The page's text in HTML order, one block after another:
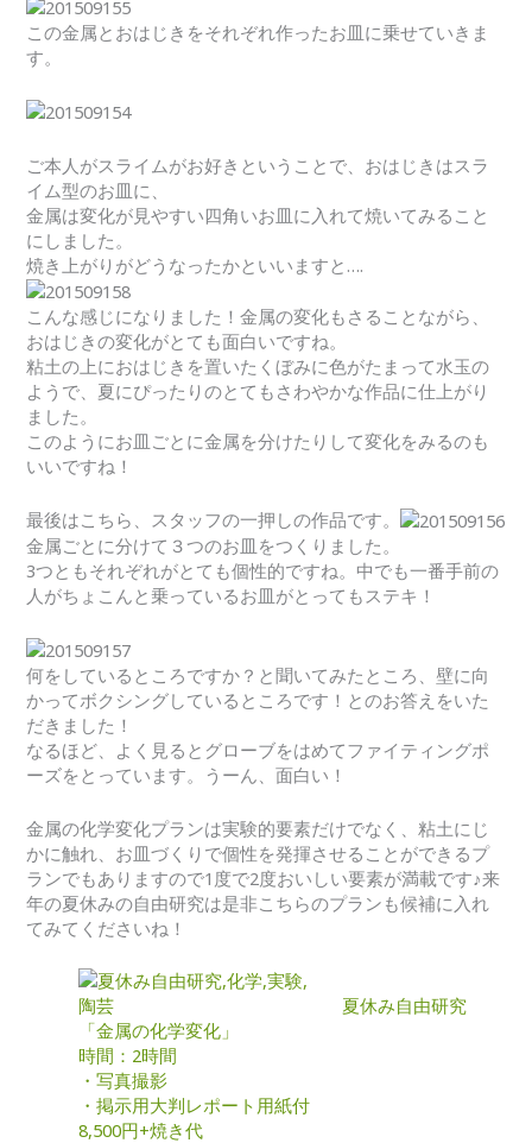
この金属とおはじきをそれぞれ作ったお皿に乗せていきま
す。
ご本人がスライムがお好きということで、おはじきはスラ
イム型のお皿に、
金属は変化が見やすい四角いお皿に入れて焼いてみること
にしました。
焼き上がりがどうなったかといいますと….
こんな感じになりました！金属の変化もさることながら、
おはじきの変化がとても面白いですね。
粘土の上におはじきを置いたくぼみに色がたまって水玉の
ようで、夏にぴったりのとてもさわやかな作品に仕上がり
ました。
このようにお皿ごとに金属を分けたりして変化をみるのも
いいですね！
最後はこちら、スタッフの一押しの作品です。
金属ごとに分けて３つのお皿をつくりました。
3つともそれぞれがとても個性的ですね。中でも一番手前の
人がちょこんと乗っているお皿がとってもステキ！
何をしているところですか？と聞いてみたところ、壁に向
かってボクシングしているところです！とのお答えをいた
だきました！
なるほど、よく見るとグローブをはめてファイティングポ
ーズをとっています。うーん、面白い！
金属の化学変化プランは実験的要素だけでなく、粘土にじ
かに触れ、お皿づくりで個性を発揮させることができるプ
ランでもありますので1度で2度おいしい要素が満載です♪来
年の夏休みの自由研究は是非こちらのプランも候補に入れ
てみてくださいね！
夏休み自由研究
「金属の化学変化」
時間：2時間
・写真撮影
・掲示用大判レポート用紙付
8,500円+焼き代